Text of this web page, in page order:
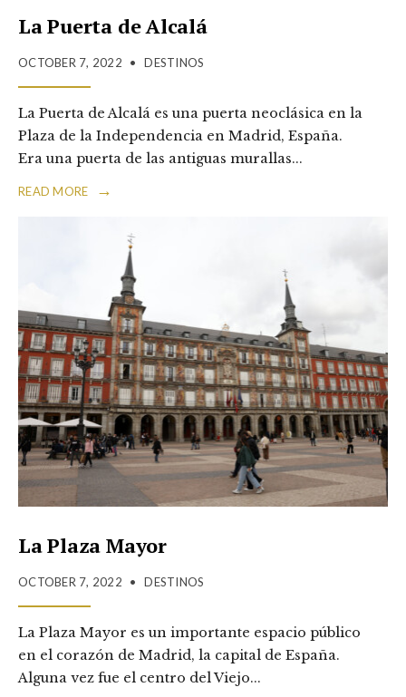
La Puerta de Alcalá
OCTOBER 7, 2022 • DESTINOS
La Puerta de Alcalá es una puerta neoclásica en la
Plaza de la Independencia en Madrid, España.
Era una puerta de las antiguas murallas...
READ MORE →
La Plaza Mayor
OCTOBER 7, 2022 • DESTINOS
La Plaza Mayor es un importante espacio público
en el corazón de Madrid, la capital de España.
Alguna vez fue el centro del Viejo...